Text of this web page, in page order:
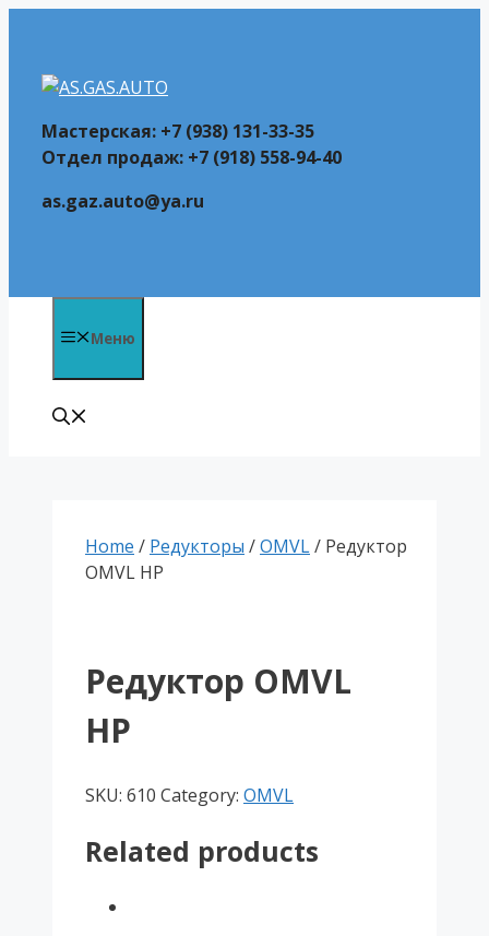
содержимому
Мастерская: +7 (938) 131-33-35
Отдел продаж: +7 (918) 558-94-40
as.gaz.auto@ya.ru
Меню
Home / Редукторы /OMVL/ Редуктор
OMVL HP
Редуктор OMVL
HP
SKU: 610 Category: OMVL
Related products